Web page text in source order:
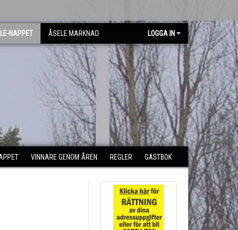
NAPPET ÅSELE MARKNAD LOGGA IN
VINNARE GENOM ÅREN REGLER GÄSTBOK